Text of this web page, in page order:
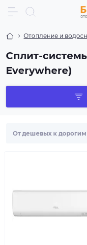
Отопление и
Сплит-
Everywhere)